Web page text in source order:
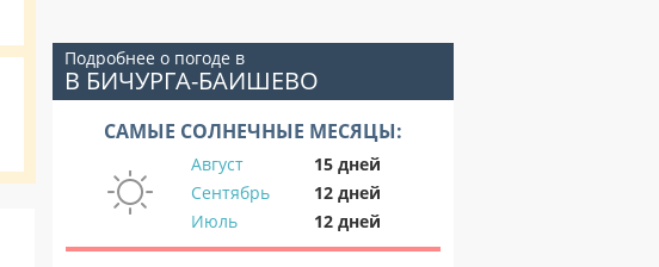
Подробнее о погоде в
В БИЧУРГА-БАИШЕВО
САМЫЕ СОЛНЕЧНЫЕ МЕСЯЦЫ:
Август
15 дней
Сентябрь
12 дней
Июль
12 дней